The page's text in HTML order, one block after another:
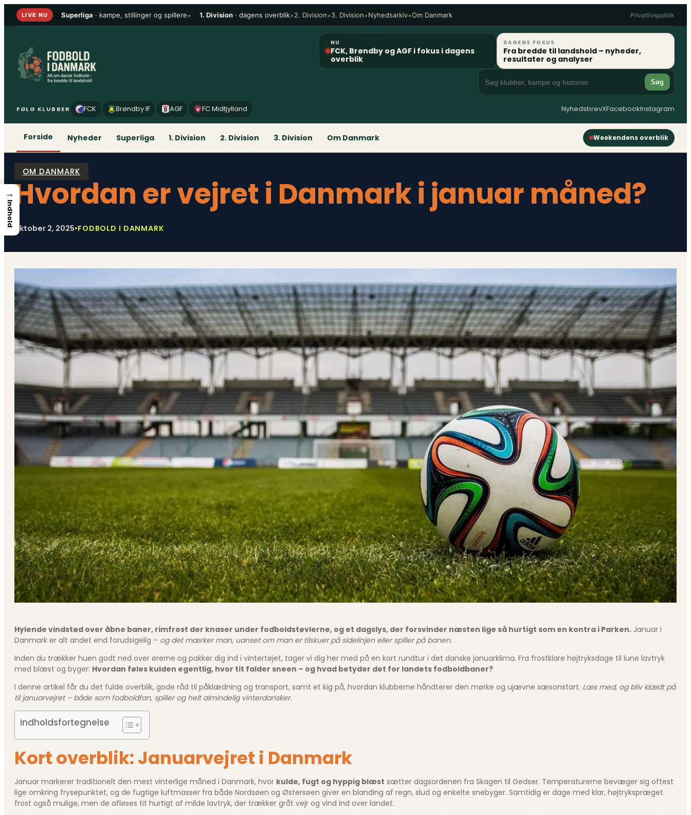
Spring
LIVE NU Superliga · kampe, stillinger og spillere• 1. Division · dagens overblik•2. Division•3. Division•Nyhedsarkiv•Om Danmark Privatlivspolitik
NU
FCK, Brøndby og AGF i fokus i dagens
overblik
DAGENS FOKUS
Fra bredde til landshold – nyheder,
resultater og analyser
Søg
FØLG KLUBBER FCK Brøndby IF AGF FC Midtjylland NyhedsbrevXFacebookInstagram
Forside Nyheder Superliga 1. Division 2. Division 3. Division Om Danmark Weekendens overblik
OM DANMARK
Hvordan er vejret i Danmark i januar måned?
oktober 2, 2025•FODBOLD I DANMARK
Hylende vindstød over åbne baner, rimfrost der knaser under fodboldstøvlerne, og et dagslys, der forsvinder næsten lige så hurtigt som en kontra i Parken. Januar i
Danmark er alt andet end forudsigelig – og det mærker man, uanset om man er tilskuer på sidelinjen eller spiller på banen.
Inden du trækker huen godt ned over ørerne og pakker dig ind i vintertøjet, tager vi dig her med på en kort rundtur i det danske januarklima. Fra frostklare højtryksdage til lune lavtryk
med blæst og byger: Hvordan føles kulden egentlig, hvor tit falder sneen – og hvad betyder det for landets fodboldbaner?
I denne artikel får du det fulde overblik, gode råd til påklædning og transport, samt et kig på, hvordan klubberne håndterer den mørke og ujævne sæsonstart. Læs med, og bliv klædt på
til januarvejret – både som fodboldfan, spiller og helt almindelig vinterdansker.
Indholdsfortegnelse
Kort overblik: Januarvejret i Danmark
Januar markerer traditionelt den mest vinterlige måned i Danmark, hvor kulde, fugt og hyppig blæst sætter dagsordenen fra Skagen til Gedser. Temperaturerne bevæger sig oftest
lige omkring frysepunktet, og de fugtige luftmasser fra både Nordsøen og Østersøen giver en blanding af regn, slud og enkelte snebyger. Samtidig er dage med klar, højtrykspræget
frost også mulige, men de afløses tit hurtigt af milde lavtryk, der trækker gråt vejr og vind ind over landet.
→
Indhold